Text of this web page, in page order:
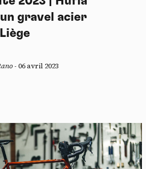
gravel acier
- 06 avril 2023